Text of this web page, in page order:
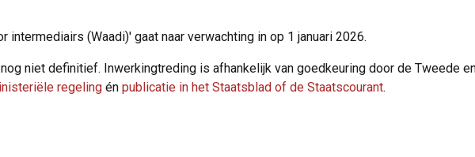
(Waadi)' gaat naar verwachting in op 1 januari 2026.
niet definitief. Inwerkingtreding is afhankelijk van goedkeuring door de Tweede
regeling én publicatie in het Staatsblad of de Staatscourant.